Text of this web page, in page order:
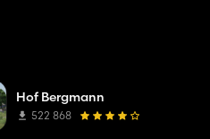
Hof Bergmann
522 868